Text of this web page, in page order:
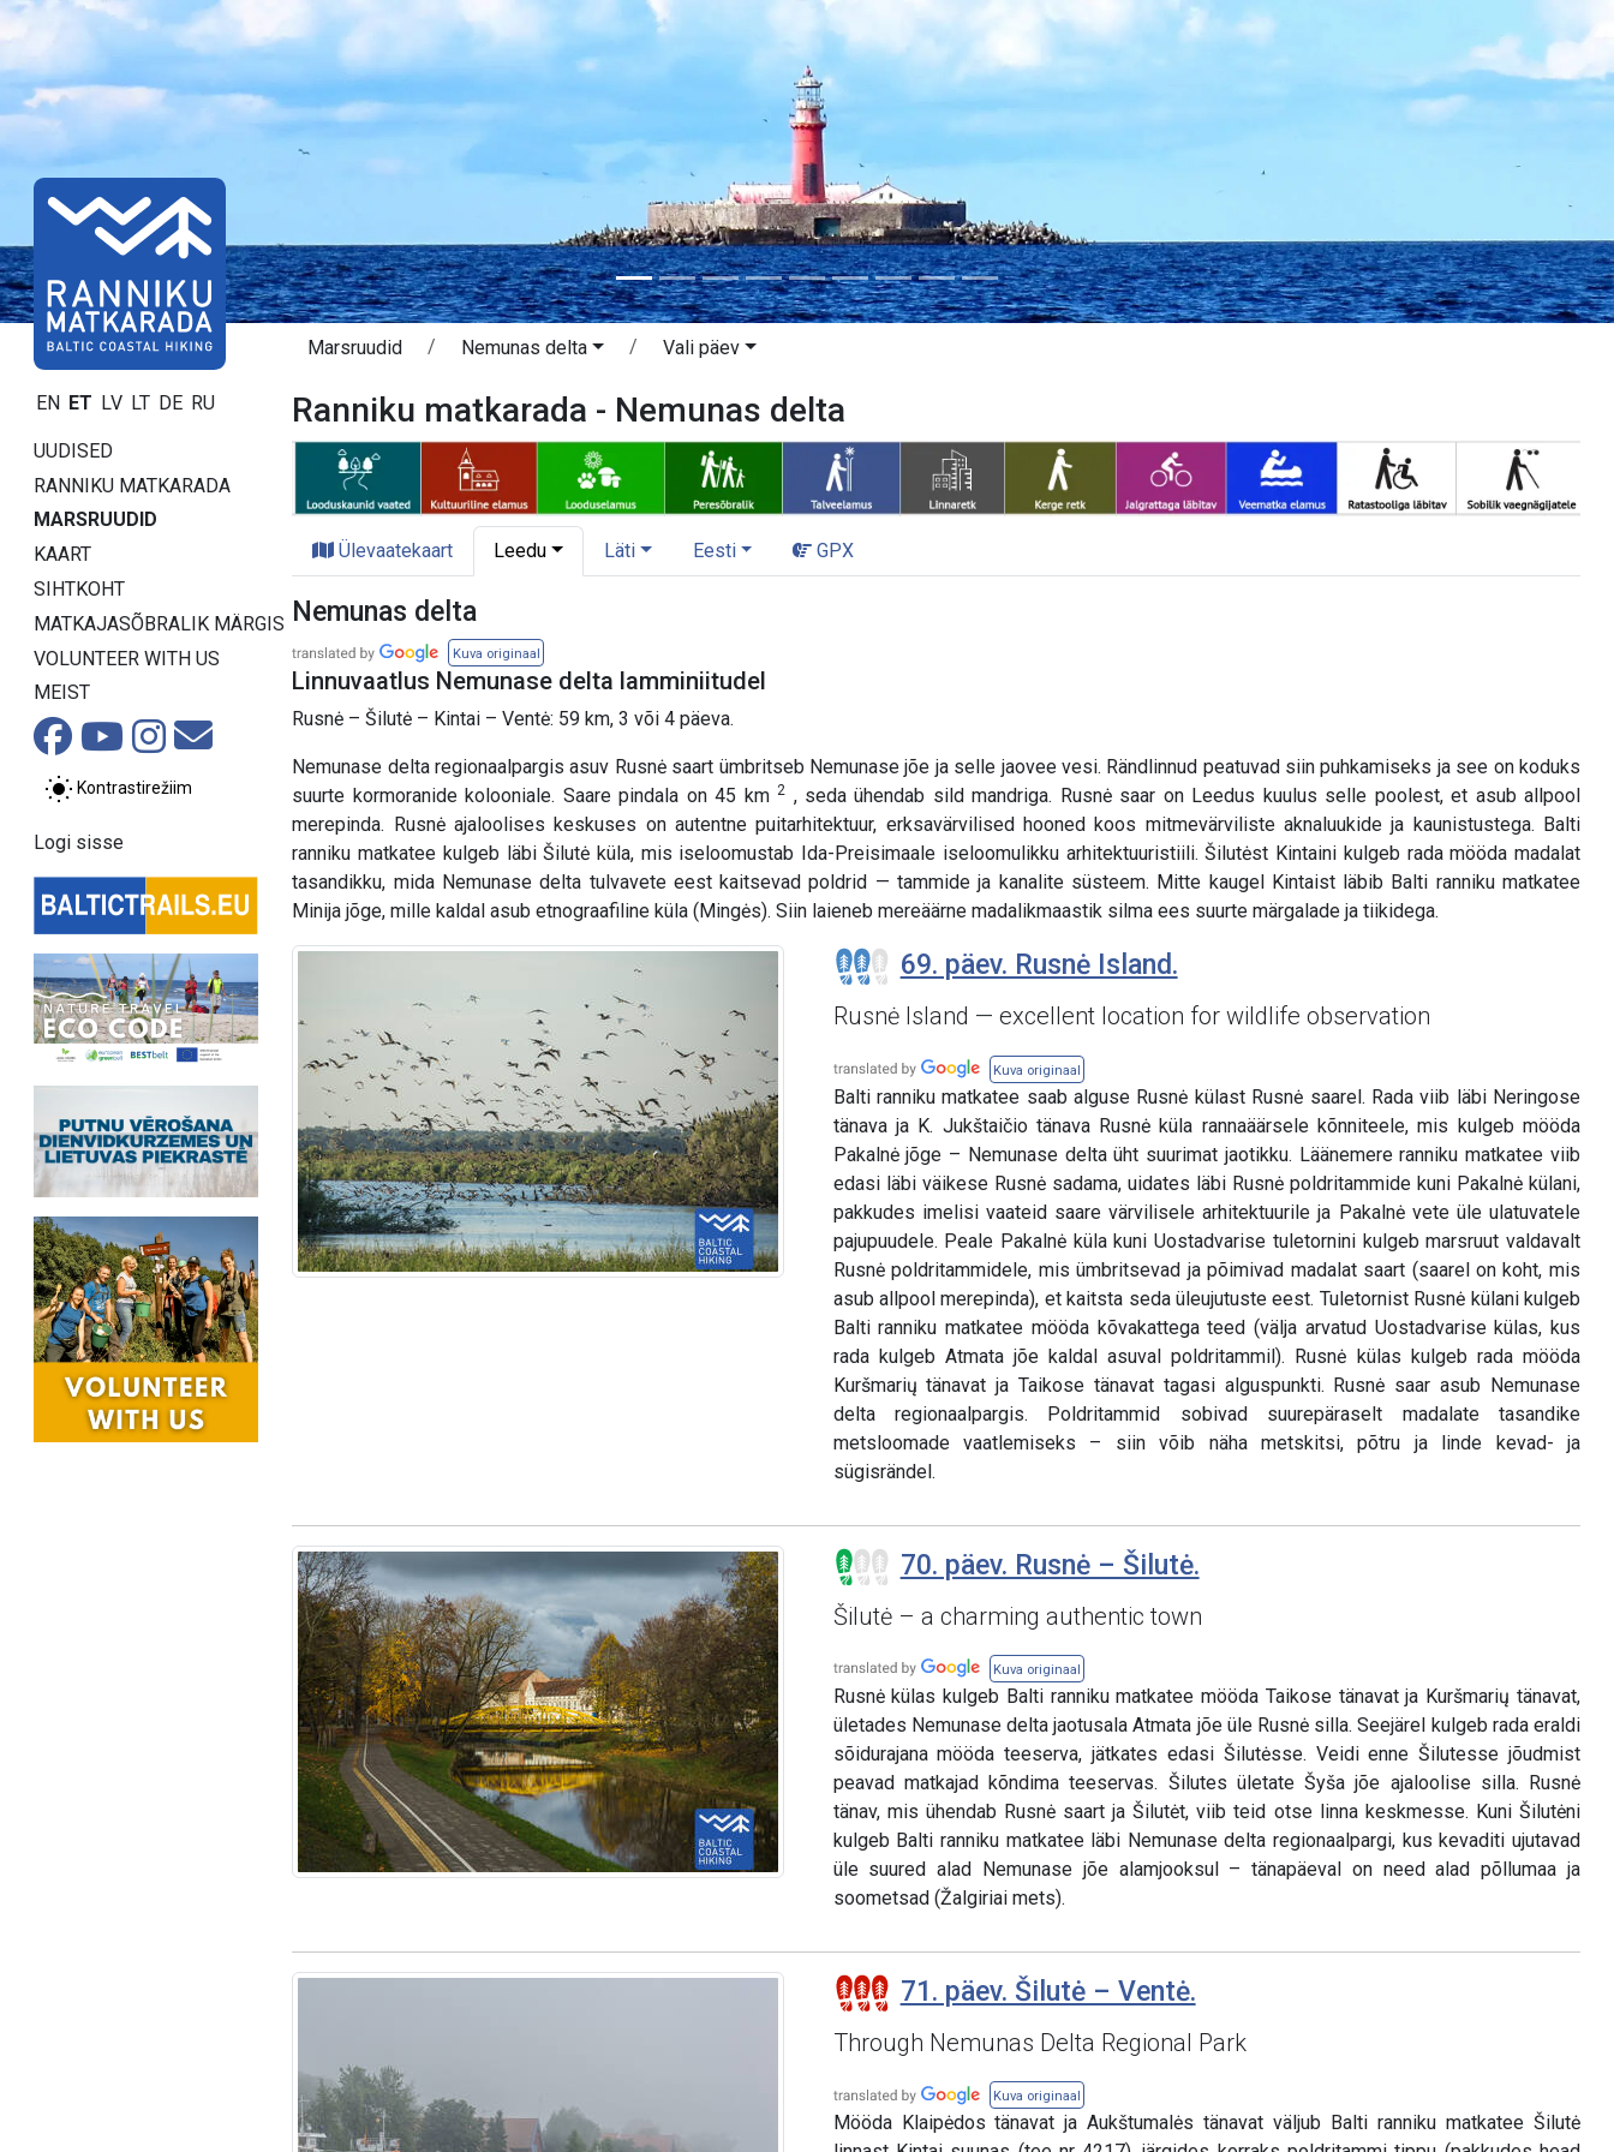
EN ET LV LT DE RU
UUDISED
RANNIKU MATKARADA
MARSRUUDID
KAART
SIHTKOHT
MATKAJASÕBRALIK MÄRGIS
VOLUNTEER WITH US
MEIST
Kontrastirežiim
Logi sisse
Marsruudid Nemunas delta Vali päev
Ranniku matkarada - Nemunas delta
Ülevaatekaart Leedu Läti Eesti GPX
Nemunas delta
Kuva originaal
Linnuvaatlus Nemunase delta lamminiitudel
Rusnė – Šilutė – Kintai – Ventė: 59 km, 3 või 4 päeva.
Nemunase delta regionaalpargis asuv Rusnė saart ümbritseb Nemunase jõe ja selle jaovee vesi. Rändlinnud peatuvad siin puhkamiseks ja see on koduks
suurte kormoranide kolooniale. Saare pindala on 45 km2 , seda ühendab sild mandriga. Rusnė saar on Leedus kuulus selle poolest, et asub allpool
merepinda. Rusnė ajaloolises keskuses on autentne puitarhitektuur, erksavärvilised hooned koos mitmevärviliste aknaluukide ja kaunistustega. Balti
ranniku matkatee kulgeb läbi Šilutė küla, mis iseloomustab Ida-Preisimaale iseloomulikku arhitektuuristiili. Šilutėst Kintaini kulgeb rada mööda madalat
tasandikku, mida Nemunase delta tulvavete eest kaitsevad poldrid — tammide ja kanalite süsteem. Mitte kaugel Kintaist läbib Balti ranniku matkatee
Minija jõge, mille kaldal asub etnograafiline küla (Mingės). Siin laieneb mereäärne madalikmaastik silma ees suurte märgalade ja tiikidega.
69. päev. Rusnė Island.
Rusnė Island — excellent location for wildlife observation
Kuva originaal
Balti ranniku matkatee saab alguse Rusnė külast Rusnė saarel. Rada viib läbi Neringose
tänava ja K. Jukštaičio tänava Rusnė küla rannaäärsele kõnniteele, mis kulgeb mööda
Pakalnė jõge – Nemunase delta üht suurimat jaotikku. Läänemere ranniku matkatee viib
edasi läbi väikese Rusnė sadama, uidates läbi Rusnė poldritammide kuni Pakalnė külani,
pakkudes imelisi vaateid saare värvilisele arhitektuurile ja Pakalnė vete üle ulatuvatele
pajupuudele. Peale Pakalnė küla kuni Uostadvarise tuletornini kulgeb marsruut valdavalt
Rusnė poldritammidele, mis ümbritsevad ja põimivad madalat saart (saarel on koht, mis
asub allpool merepinda), et kaitsta seda üleujutuste eest. Tuletornist Rusnė külani kulgeb
Balti ranniku matkatee mööda kõvakattega teed (välja arvatud Uostadvarise külas, kus
rada kulgeb Atmata jõe kaldal asuval poldritammil). Rusnė külas kulgeb rada mööda
Kuršmarių tänavat ja Taikose tänavat tagasi alguspunkti. Rusnė saar asub Nemunase
delta regionaalpargis. Poldritammid sobivad suurepäraselt madalate tasandike
metsloomade vaatlemiseks – siin võib näha metskitsi, põtru ja linde kevad- ja
sügisrändel.
70. päev. Rusnė – Šilutė.
Šilutė – a charming authentic town
Kuva originaal
Rusnė külas kulgeb Balti ranniku matkatee mööda Taikose tänavat ja Kuršmarių tänavat,
ületades Nemunase delta jaotusala Atmata jõe üle Rusnė silla. Seejärel kulgeb rada eraldi
sõidurajana mööda teeserva, jätkates edasi Šilutėsse. Veidi enne Šilutesse jõudmist
peavad matkajad kõndima teeservas. Šilutes ületate Šyša jõe ajaloolise silla. Rusnė
tänav, mis ühendab Rusnė saart ja Šilutėt, viib teid otse linna keskmesse. Kuni Šilutėni
kulgeb Balti ranniku matkatee läbi Nemunase delta regionaalpargi, kus kevaditi ujutavad
üle suured alad Nemunase jõe alamjooksul – tänapäeval on need alad põllumaa ja
soometsad (Žalgiriai mets).
71. päev. Šilutė – Ventė.
Through Nemunas Delta Regional Park
Kuva originaal
Mööda Klaipėdos tänavat ja Aukštumalės tänavat väljub Balti ranniku matkatee Šilutė